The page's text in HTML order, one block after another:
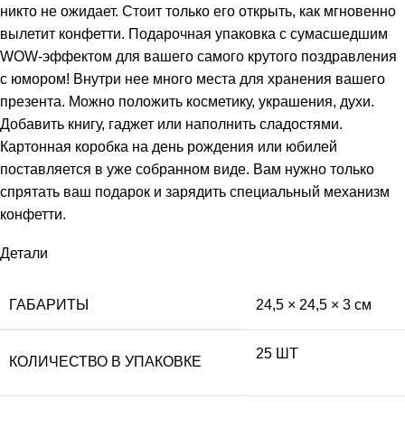
никто не ожидает. Стоит только его открыть, как мгновенно
вылетит конфетти. Подарочная упаковка с сумасшедшим
WOW-эффектом для вашего самого крутого поздравления
с юмором! Внутри нее много места для хранения вашего
презента. Можно положить косметику, украшения, духи.
Добавить книгу, гаджет или наполнить сладостями.
Картонная коробка на день рождения или юбилей
поставляется в уже собранном виде. Вам нужно только
спрятать ваш подарок и зарядить специальный механизм
конфетти.
Детали
ГАБАРИТЫ 24,5 × 24,5 × 3 см
КОЛИЧЕСТВО В УПАКОВКЕ
25 ШТ